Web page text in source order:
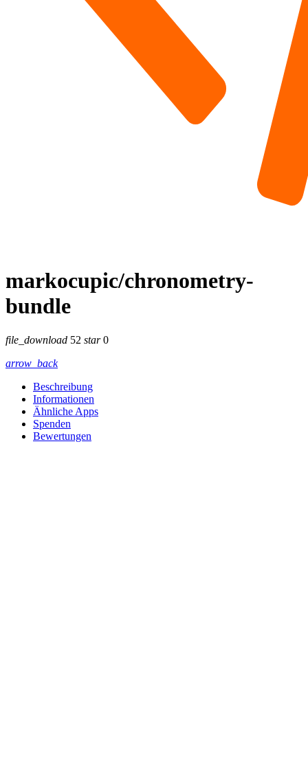
markocupic/chronometry-
bundle
file_download 52 star0
arrow_back
Beschreibung
Informationen
Ähnliche Apps
Spenden
Bewertungen